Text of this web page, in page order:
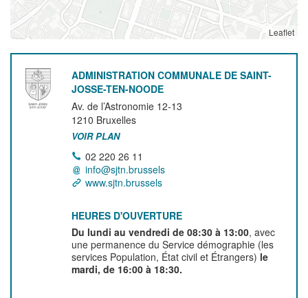
Leaflet
ADMINISTRATION COMMUNALE DE SAINT-
JOSSE-TEN-NOODE
Av. de l’Astronomie 12-13
1210 Bruxelles
VOIR PLAN
02 220 26 11
info@sjtn.brussels
www.sjtn.brussels
HEURES D'OUVERTURE
Du lundi au vendredi de 08:30 à 13:00, avec
une permanence du Service démographie (les
services Population, État civil et Étrangers) le
mardi, de 16:00 à 18:30.